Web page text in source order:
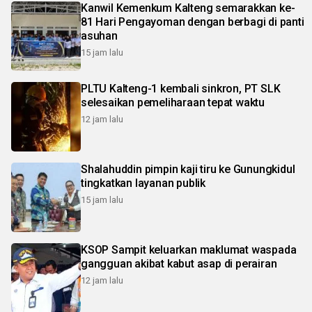
Kanwil Kemenkum Kalteng semarakkan ke-
81 Hari Pengayoman dengan berbagi di panti
asuhan
15 jam lalu
PLTU Kalteng-1 kembali sinkron, PT SLK
selesaikan pemeliharaan tepat waktu
12 jam lalu
Shalahuddin pimpin kaji tiru ke Gunungkidul
tingkatkan layanan publik
15 jam lalu
KSOP Sampit keluarkan maklumat waspada
gangguan akibat kabut asap di perairan
12 jam lalu